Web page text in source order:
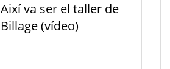
Així va ser el taller de
Billage (vídeo)